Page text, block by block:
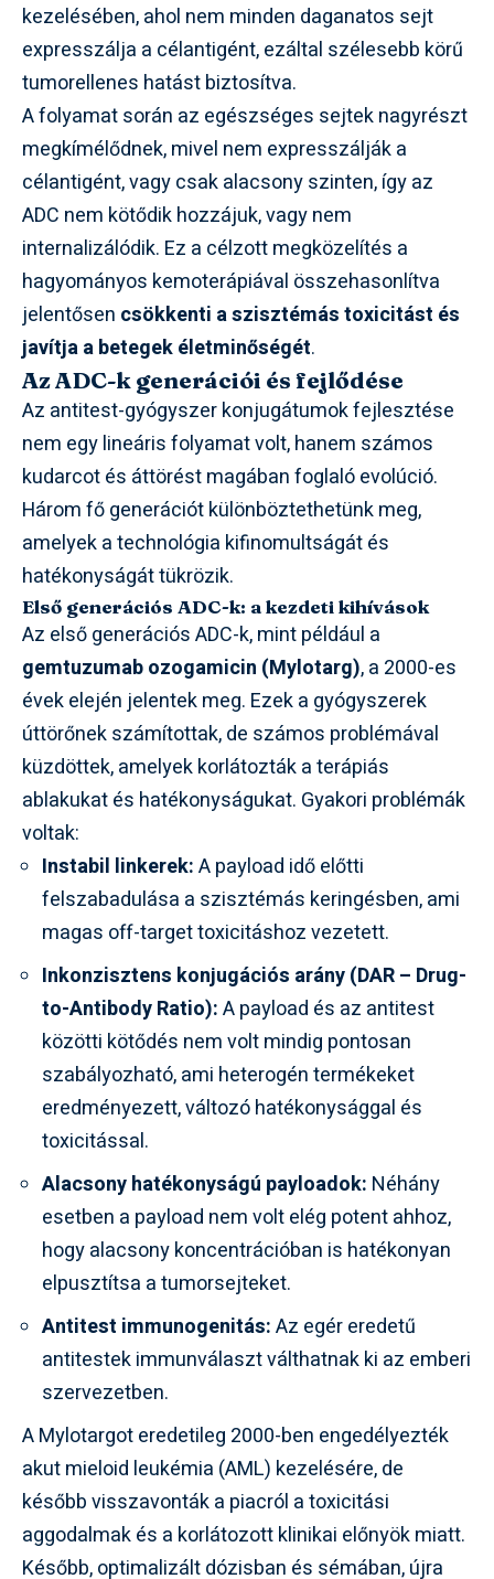
kezelésében, ahol nem minden daganatos sejt
expresszálja a célantigént, ezáltal szélesebb körű
tumorellenes hatást biztosítva.
A folyamat során az egészséges sejtek nagyrészt
megkímélődnek, mivel nem expresszálják a
célantigént, vagy csak alacsony szinten, így az
ADC nem kötődik hozzájuk, vagy nem
internalizálódik. Ez a célzott megközelítés a
hagyományos kemoterápiával összehasonlítva
jelentősen csökkenti a szisztémás toxicitást és
javítja a betegek életminőségét.
Az ADC-k generációi és fejlődése
Az antitest-gyógyszer konjugátumok fejlesztése
nem egy lineáris folyamat volt, hanem számos
kudarcot és áttörést magában foglaló evolúció.
Három fő generációt különböztethetünk meg,
amelyek a technológia kifinomultságát és
hatékonyságát tükrözik.
Első generációs ADC-k: a kezdeti kihívások
Az első generációs ADC-k, mint például a
gemtuzumab ozogamicin (Mylotarg), a 2000-es
évek elején jelentek meg. Ezek a gyógyszerek
úttörőnek számítottak, de számos problémával
küzdöttek, amelyek korlátozták a terápiás
ablakukat és hatékonyságukat. Gyakori problémák
voltak:
Instabil linkerek:A payload idő előtti
felszabadulása a szisztémás keringésben, ami
magas off-target toxicitáshoz vezetett.
Inkonzisztens konjugációs arány (DAR – Drug-
to-Antibody Ratio):A payload és az antitest
közötti kötődés nem volt mindig pontosan
szabályozható, ami heterogén termékeket
eredményezett, változó hatékonysággal és
toxicitással.
Alacsony hatékonyságú payloadok: Néhány
esetben a payload nem volt elég potent ahhoz,
hogy alacsony koncentrációban is hatékonyan
elpusztítsa a tumorsejteket.
Antitest immunogenitás:Az egér eredetű
antitestek immunválaszt válthatnak ki az emberi
szervezetben.
A Mylotargot eredetileg 2000-ben engedélyezték
akut mieloid leukémia (AML) kezelésére, de
később visszavonták a piacról a toxicitási
aggodalmak és a korlátozott klinikai előnyök miatt.
Később, optimalizált dózisban és sémában, újra